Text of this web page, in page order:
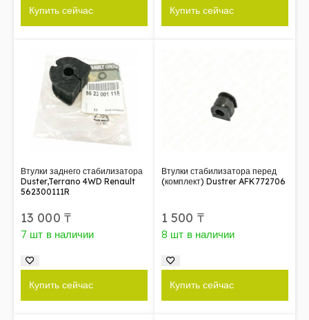
Купить сейчас Купить сейчас
Втулки заднего стабилизатора
Duster,Terrano 4WD Renault
562300111R
13 000 ₸
7 шт в наличии
Купить сейчас
Втулки стабилизатора перед
(комплект) Dustrer AFK772706
1 500 ₸
8 шт в наличии
Купить сейчас